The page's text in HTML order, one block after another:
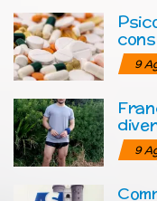
9
9